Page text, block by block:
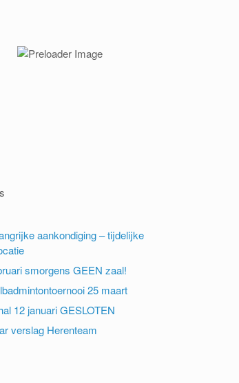
aankondiging – tijdelijke
smorgens GEEN zaal!
25 maart
12 januari GESLOTEN
verslag Herenteam